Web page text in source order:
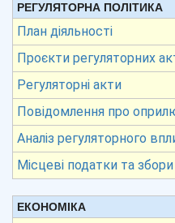
РЕГУЛЯТОРНА ПОЛІТИКА
План діяльності
Проєкти регуляторних
Регуляторні акти
Повідомлення про
Аналіз регуляторного
Місцеві податки та збори
ЕКОНОМІКА